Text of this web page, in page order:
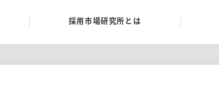
採用市場研究所とは